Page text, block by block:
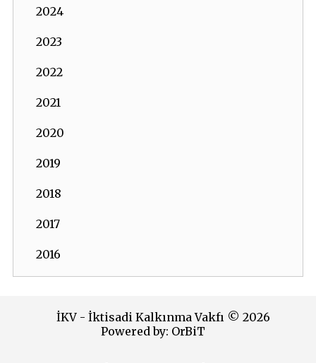
2024
2023
2022
2021
2020
2019
2018
2017
2016
2014İKV - İktisadi Kalkınma Vakfı © 2026
Powered by: OrBiT